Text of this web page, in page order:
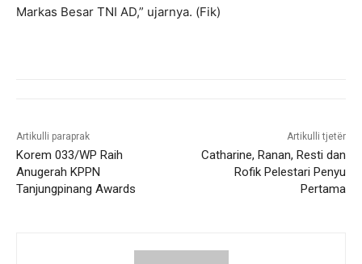
Markas Besar TNI AD,” ujarnya. (Fik)
Artikulli paraprak
Korem 033/WP Raih
Anugerah KPPN
Tanjungpinang Awards
Artikulli tjetër
Catharine, Ranan, Resti dan
Rofik Pelestari Penyu
Pertama